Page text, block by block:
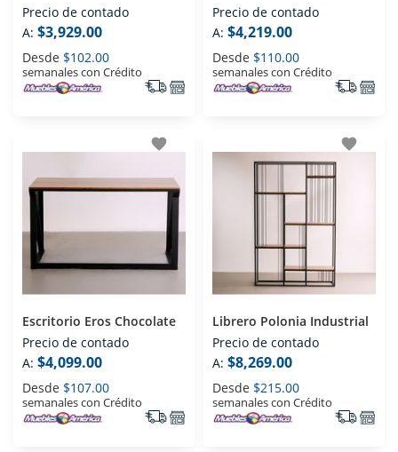
Precio de contado
A: $3,929.00
Desde $102.00
semanales con Crédito
Precio de contado
A: $4,219.00
Desde $110.00
semanales con Crédito
favorite
Escritorio Eros Chocolate
Precio de contado
A: $4,099.00
Desde $107.00
semanales con Crédito
favorite
Librero Polonia Industrial
Precio de contado
A: $8,269.00
Desde $215.00
semanales con Crédito